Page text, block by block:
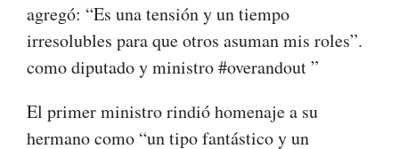
agregó: “Es una tensión y un tiempo
irresolubles para que otros asuman mis roles”.
como diputado y ministro #overandout ”
El primer ministro rindió homenaje a su
hermano como “un tipo fantástico y un